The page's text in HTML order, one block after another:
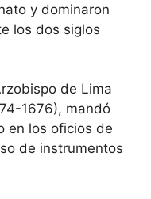
y dominaron
los dos siglos
de Lima
1676), mandó
en los oficios de
de instrumentos